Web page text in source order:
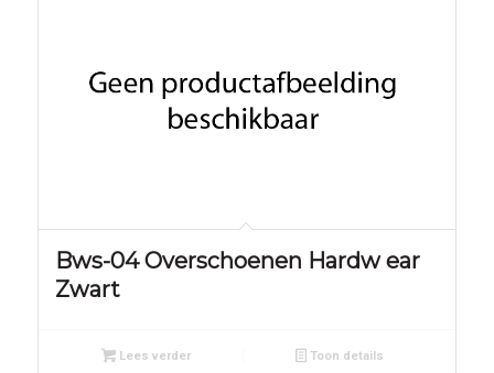
Bws-04 Overschoenen Hardw ear
Zwart
Lees verder Toon details